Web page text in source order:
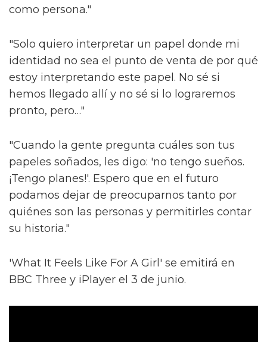
como persona."
"Solo quiero interpretar un papel donde mi
identidad no sea el punto de venta de por qué
estoy interpretando este papel. No sé si
hemos llegado allí y no sé si lo lograremos
pronto, pero…"
"Cuando la gente pregunta cuáles son tus
papeles soñados, les digo: 'no tengo sueños.
¡Tengo planes!'. Espero que en el futuro
podamos dejar de preocuparnos tanto por
quiénes son las personas y permitirles contar
su historia."
'What It Feels Like For A Girl' se emitirá en
BBC Three y iPlayer el 3 de junio.